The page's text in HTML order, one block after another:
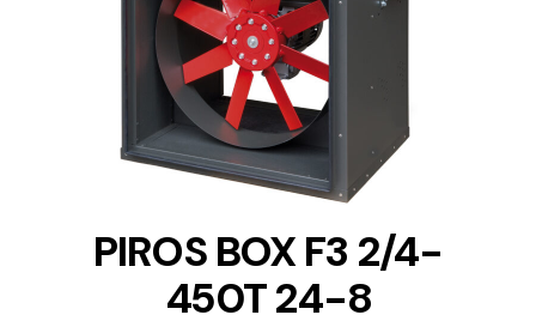
DETAILS
PIROS BOX F3 2/4-
450T 24-8